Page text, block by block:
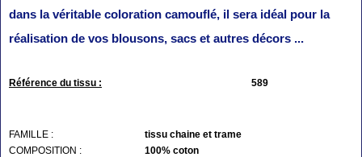
dans la véritable coloration camouflé, il sera idéal pour la
réalisation de vos blousons, sacs et autres décors ...
Référence du tissu : 589
FAMILLE :
tissu chaine et trame
COMPOSITION :
100% coton